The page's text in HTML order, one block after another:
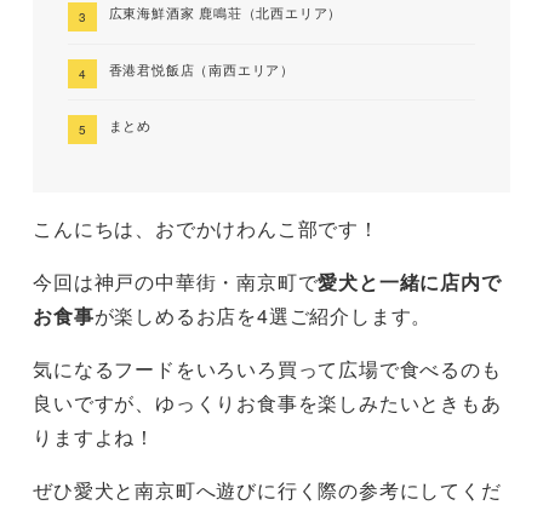
広東海鮮酒家 鹿鳴荘（北西エリア）
香港君悦飯店（南西エリア）
まとめ
こんにちは、おでかけわんこ部です！
今回は神戸の中華街・南京町で愛犬と一緒に店内で
お食事が楽しめるお店を4選ご紹介します。
気になるフードをいろいろ買って広場で食べるのも
良いですが、ゆっくりお食事を楽しみたいときもあ
りますよね！
ぜひ愛犬と南京町へ遊びに行く際の参考にしてくだ